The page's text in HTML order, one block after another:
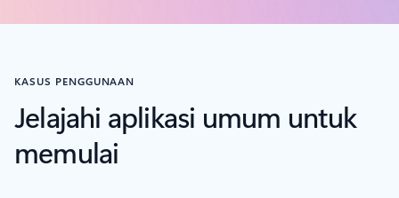
KASUS PENGGUNAAN
Jelajahi aplikasi umum untuk
memulai